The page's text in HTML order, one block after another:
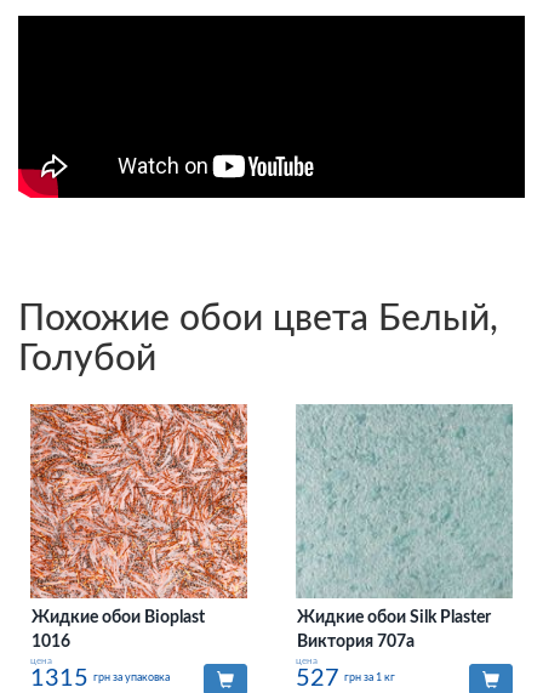
Похожие обои цвета Белый,
Голубой
Жидкие обои Bioplast
1016
цена
1315 грн за упаковка
Жидкие обои Silk Plaster
Виктория 707а
цена
527 грн за 1 кг